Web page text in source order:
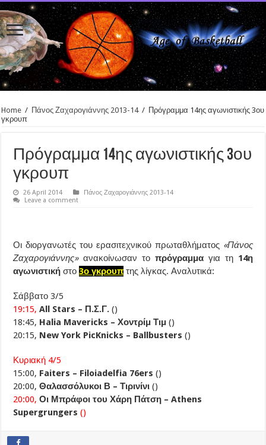
Home / Πάνος Ζαχαρογιάννης 2013-14 / Πρόγραμμα 14ης αγωνιστικής 3ου
γκρουπ
Πρόγραμμα 14ης αγωνιστικής 3ου
γκρουπ
26 April 2014
Πάνος Ζαχαρογιάννης 2013-14
Leave a comment
Οι διοργανωτές του ερασιτεχνικού πρωταθλήματος«Πάνος
Ζαχαρογιάννης»ανακοίνωσαν το πρόγραμμα για τη 14η
αγωνιστική στο3ο γκρουπ της λίγκας. Αναλυτικά:
Σάββατο 3/5
19:15, All Stars – Π.Σ.Γ.()
18:45, Halia Mavericks – Χοντρίμ Τιμ ()
20:15, New York PicKnicks – Ballbusters ()
Κυριακή 4/5
15:00, Faiters – Filoiadelfia 76ers ()
20:00, Θαλασσόλυκοι Β – Τιρινίνι()
20:00,Οι Μπράφοι του Χάρη Πάτση – Athens
Supergrungers()